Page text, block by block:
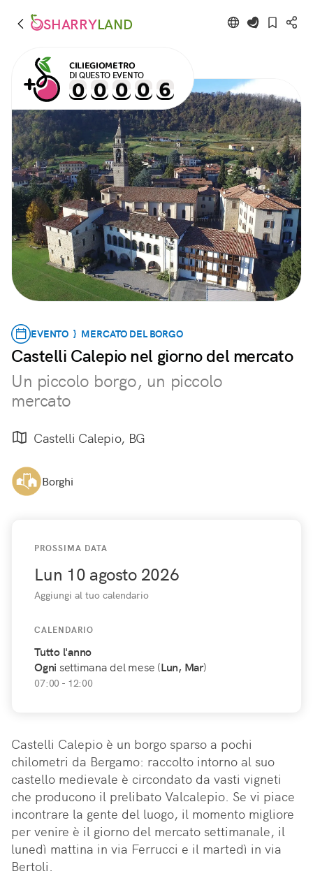
SHARRYLAND
CILIEGIOMETRO
DI QUESTO EVENTO
EVENTO } MERCATO DEL BORGO
Castelli Calepio nel giorno del mercato
Un piccolo borgo, un piccolo
mercato
Castelli Calepio, BG
Borghi
PROSSIMA DATA
Lun 10 agosto 2026
Aggiungi al tuo calendario
CALENDARIO
Tutto l'anno
Ogni settimana del mese (Lun, Mar)
07:00 - 12:00
Castelli Calepio è un borgo sparso a pochi
chilometri da Bergamo: raccolto intorno al suo
castello medievale è circondato da vasti vigneti
che producono il prelibato Valcalepio. Se vi piace
incontrare la gente del luogo, il momento migliore
per venire è il giorno del mercato settimanale, il
lunedì mattina in via Ferrucci e il martedì in via
Bertoli.